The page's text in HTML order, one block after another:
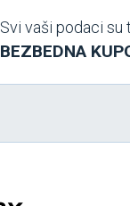
Svi vaši podaci su
BEZBEDNA